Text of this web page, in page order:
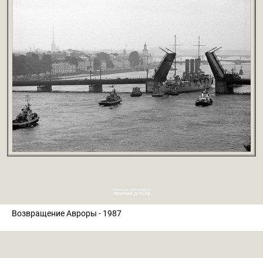
Возвращение Авроры - 1987